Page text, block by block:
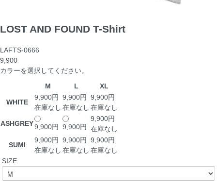
LOST AND FOUND T-Shirt
LAFTS-0666
9,900
カラーを選択してください。
M
L XL
WHITE
9,900円
在庫なし
9,900円
在庫なし
9,900円
在庫なし
ASHGREY9,900円 9,900円
9,900円
在庫なし
SUMI
9,900円
在庫なし
9,900円
在庫なし
9,900円
在庫なし
SIZE